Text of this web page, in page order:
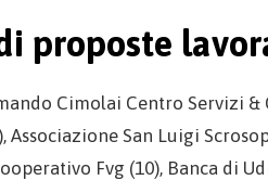
proposte
Cimolai Centro Servizi &
Associazione San Luigi
Fvg (10), Banca di